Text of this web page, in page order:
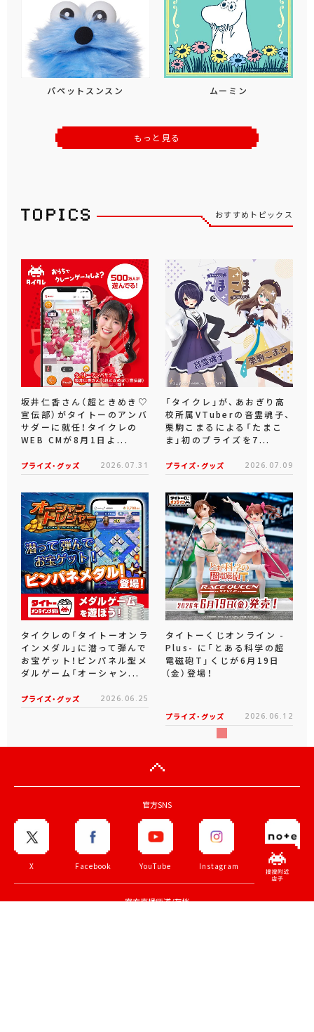
パペットスンスン ムーミン
もっと見る
おすすめトピックス
坂井仁香さん（超ときめき♡
宣伝部）がタイトーのアンバ
サダーに就任！タイクレの
WEB CMが8月1日よ...
プライズ・グッズ 2026.07.31
「タイクレ」が、あおぎり高
校所属VTuberの音霊魂子、
栗駒こまるによる「たまこ
ま」初のプライズを7...
プライズ・グッズ 2026.07.09
タイクレの「タイトーオンラ
インメダル」に潜って弾んで
お宝ゲット！ピンパネル型メ
ダルゲーム「オーシャン...
プライズ・グッズ 2026.06.25
タイトーくじオンライン -
Plus- に「とある科学の超
電磁砲T」くじが6月19日
（金）登場！
プライズ・グッズ 2026.06.12
官方SNS
X Facebook YouTube Instagram note
官方直播频道/存档